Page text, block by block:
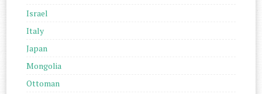
Israel
Italy
Japan
Mongolia
Ottoman